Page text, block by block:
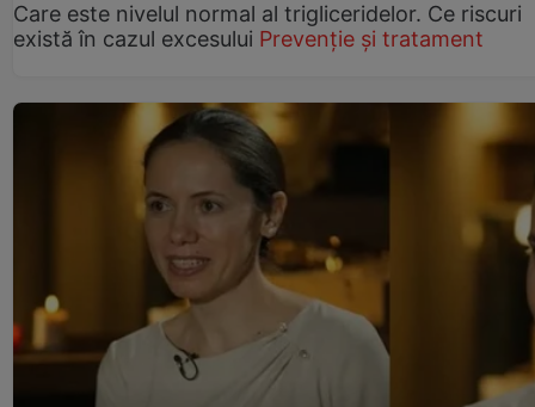
Care este nivelul normal al trigliceridelor. Ce riscuri
există în cazul excesului Prevenție și tratament